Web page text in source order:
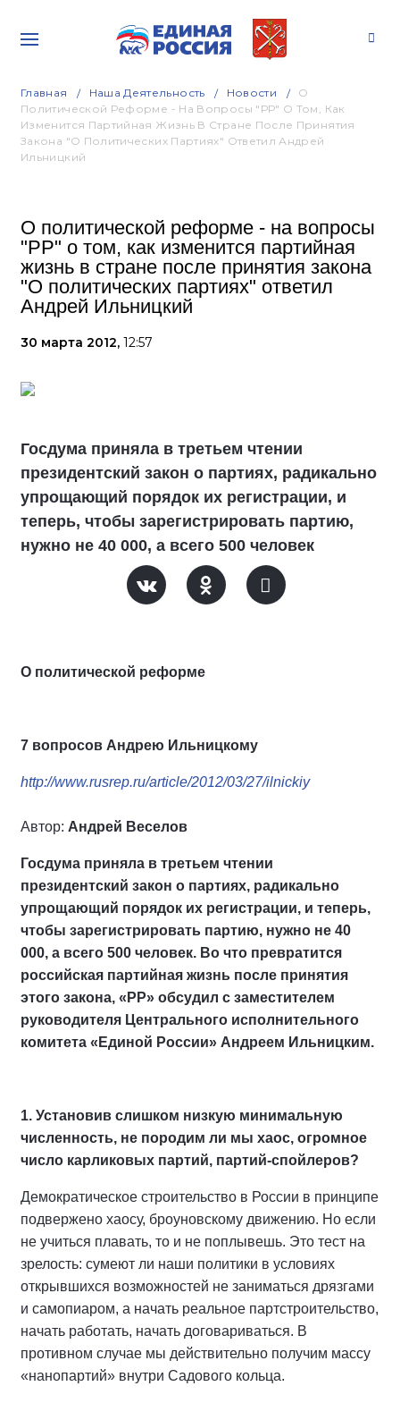
Главная Наша Деятельность Новости
О
Политической Реформе - На Вопросы "РР" О Том, Как
Изменится Партийная Жизнь В Стране После Принятия
Закона "О Политических Партиях" Ответил Андрей
Ильницкий
О политической реформе - на вопросы
"РР" о том, как изменится партийная
жизнь в стране после принятия закона
"О политических партиях" ответил
Андрей Ильницкий
30 марта 2012, 12:57
Госдума приняла в третьем чтении
президентский закон о партиях, радикально
упрощающий порядок их регистрации, и
теперь, чтобы зарегистрировать партию,
нужно не 40 000, а всего 500 человек
О политической реформе
7 вопросов Андрею Ильницкому
http://www.rusrep.ru/article/2012/03/27/ilnickiy
Автор: Андрей Веселов
Госдума приняла в третьем чтении
президентский закон о партиях, радикально
упрощающий порядок их регистрации, и теперь,
чтобы зарегистрировать партию, нужно не 40
000, а всего 500 человек. Во что превратится
российская партийная жизнь после принятия
этого закона, «РР» обсудил с заместителем
руководителя Центрального исполнительного
комитета «Единой России» Андреем Ильницким.
1. Установив слишком низкую минимальную
численность, не породим ли мы хаос, огромное
число карликовых партий, партий-спойлеров?
Демократическое строительство в России в принципе
подвержено хаосу, броуновскому движению. Но если
не учиться плавать, то и не поплывешь. Это тест на
зрелость: сумеют ли наши политики в условиях
открывшихся возможностей не заниматься дрязгами
и самопиаром, а начать реальное партстроительство,
начать работать, начать договариваться. В
противном случае мы действительно получим массу
«нанопартий» внутри Садового кольца.